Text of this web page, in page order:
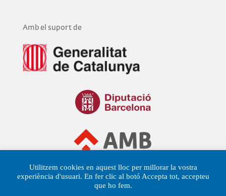
Amb el suport de
Utilitzem cookies en aquest lloc per millorar la vostra
experiència d'usuari. En fer clic al botó Accepta tot, accepteu
que ho fem.